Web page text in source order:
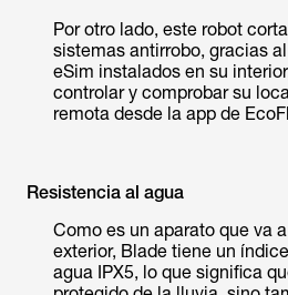
Por otro lado, este robot
sistemas antirrobo, gracias
eSim instalados en su
controlar y comprobar su
remota desde la app de
Resistencia al agua
Como es un aparato que va
exterior, Blade tiene un
agua IPX5, lo que significa